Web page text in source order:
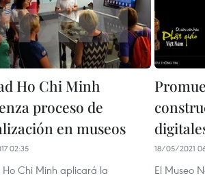
Ho Chi Minh
proceso de
en museos
02:35
Chi Minh aplicará la
18/05/2021
El Museo